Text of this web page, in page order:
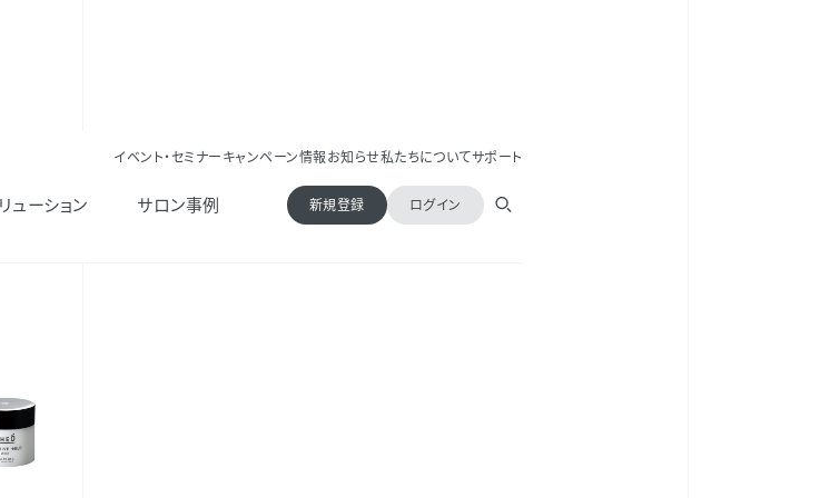
ューション サロン事例
イベント・セミナーキャンペーン情報お知らせ私たちについてサポート
新規登録 ログイン